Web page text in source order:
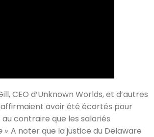
CEO d’Unknown Worlds, et d’autres
avoir été écartés pour
contraire que les salariés
». A noter que la justice du Delaware